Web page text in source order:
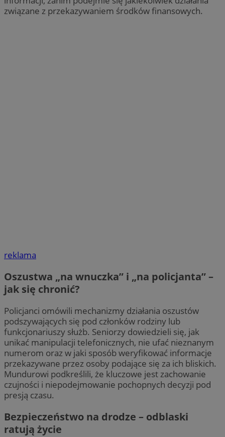
związane z przekazywaniem środków finansowych.
reklama
Oszustwa „na wnuczka” i „na policjanta” –
jak się chronić?
Policjanci omówili mechanizmy działania oszustów
podszywających się pod członków rodziny lub
funkcjonariuszy służb. Seniorzy dowiedzieli się, jak
unikać manipulacji telefonicznych, nie ufać nieznanym
numerom oraz w jaki sposób weryfikować informacje
przekazywane przez osoby podające się za ich bliskich.
Mundurowi podkreślili, że kluczowe jest zachowanie
czujności i niepodejmowanie pochopnych decyzji pod
presją czasu.
Bezpieczeństwo na drodze – odblaski
ratują życie